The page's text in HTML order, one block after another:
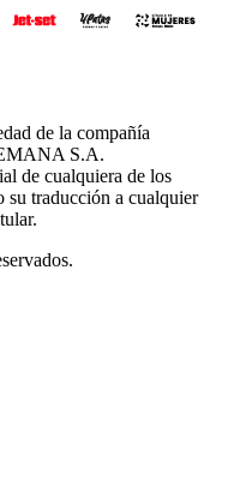
de la compañía
S.A.
de cualquiera de los
su traducción a cualquier